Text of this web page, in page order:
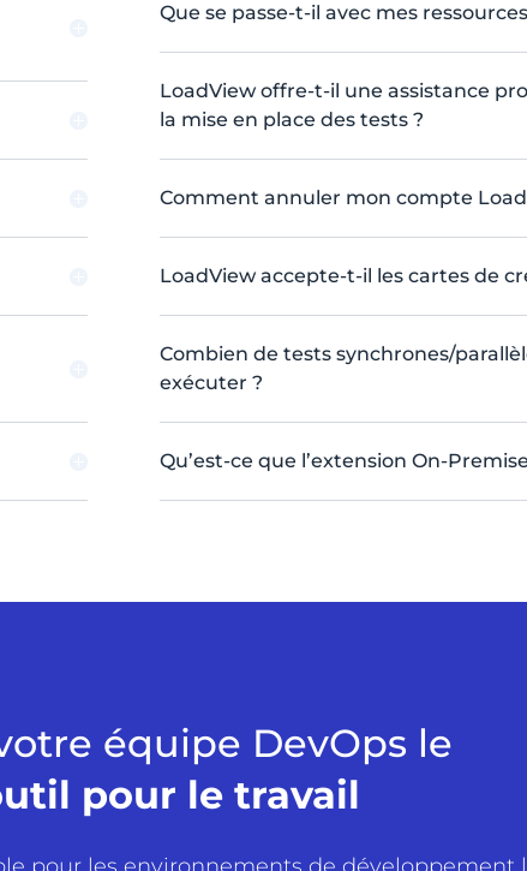
Que se passe-t-il avec mes
LoadView offre-t-il une assistance
la mise en place des tests ?
Comment annuler mon compte
LoadView accepte-t-il les cartes de
Combien de tests synchrones/
exécuter ?
Qu’est-ce que l’extension On-
équipe DevOps le
pour le travail